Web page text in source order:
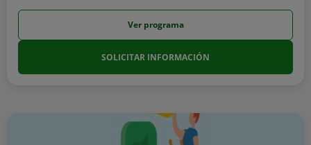
Ver programa
SOLICITAR INFORMACIÓN